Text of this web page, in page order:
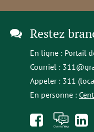
Restez
En ligne : Portail
Courriel :
Appeler : 311
En personne :
Like À